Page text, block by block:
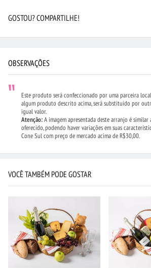
GOSTOU? COMPARTILHE!
OBSERVAÇÕES
Este produto será confeccionado por uma parceira
algum produto descrito acima, será substituído por
igual valor.
Atenção:A imagem apresentada deste arranjo é
oferecido, podendo haver variações em suas
Cone Sul com preço de mercado acima de R$30,00.
VOCÊ TAMBÉM PODE GOSTAR